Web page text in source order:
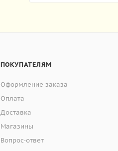
ПОКУПАТЕЛЯМ
Оформление заказа
Оплата
Доставка
Магазины
Вопрос-ответ